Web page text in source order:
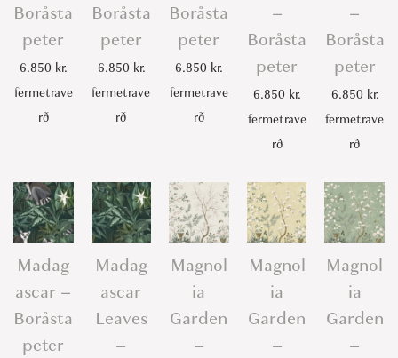
Boråsta
peter
6.850 kr.
fermetrave
rð
Boråsta
peter
6.850 kr.
fermetrave
rð
Boråsta
peter
6.850 kr.
fermetrave
rð
–
Boråsta
peter
6.850 kr.
fermetrave
rð
–
Boråsta
peter
6.850 kr.
fermetrave
rð
Madag
ascar –
Boråsta
peter
Madag
ascar
Leaves
–
Magnol
ia
Garden
–
Magnol
ia
Garden
–
Magnol
ia
Garden
–